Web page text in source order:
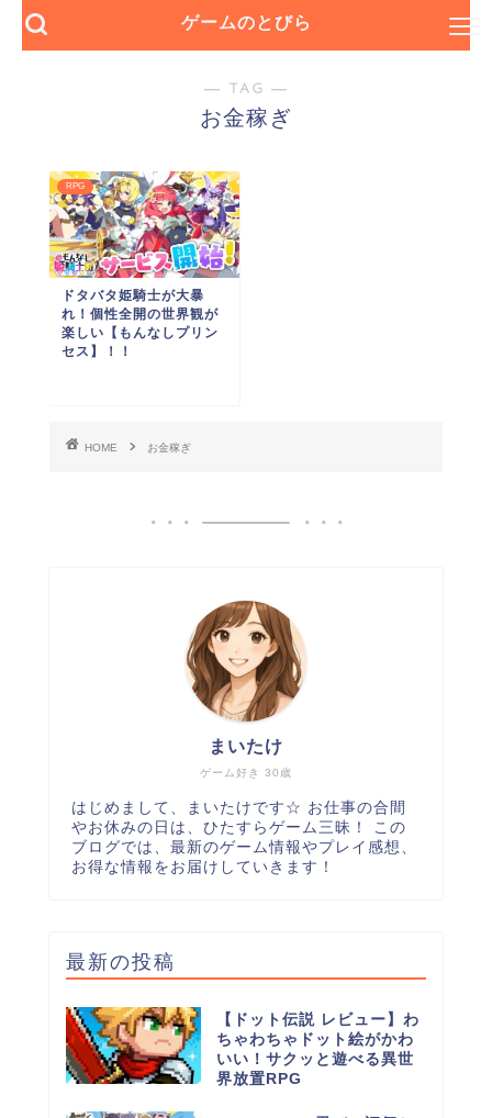
ゲームのとびら
― TAG ―
お金稼ぎ
RPG
ドタバタ姫騎士が大暴
れ！個性全開の世界観が
楽しい【もんなしプリン
セス】！！
HOME お金稼ぎ
ゲーム好き 30歳
まいたけ
はじめまして、まいたけです☆ お仕事の合間
やお休みの日は、ひたすらゲーム三昧！ この
ブログでは、最新のゲーム情報やプレイ感想、
お得な情報をお届けしていきます！
最新の投稿
【ドット伝説 レビュー】わ
ちゃわちゃドット絵がかわ
いい！サクッと遊べる異世
界放置RPG